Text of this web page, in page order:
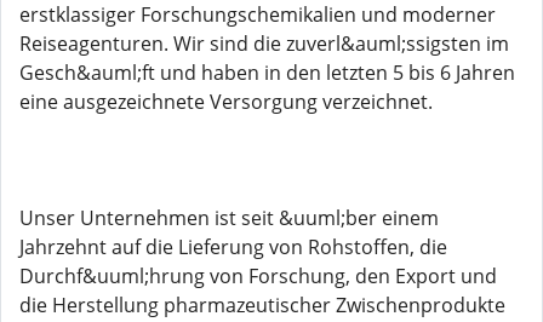
erstklassiger Forschungschemikalien und moderner
Reiseagenturen. Wir sind die zuverl&auml;ssigsten im
Gesch&auml;ft und haben in den letzten 5 bis 6 Jahren
eine ausgezeichnete Versorgung verzeichnet.
Unser Unternehmen ist seit &uuml;ber einem
Jahrzehnt auf die Lieferung von Rohstoffen, die
Durchf&uuml;hrung von Forschung, den Export und
die Herstellung pharmazeutischer Zwischenprodukte